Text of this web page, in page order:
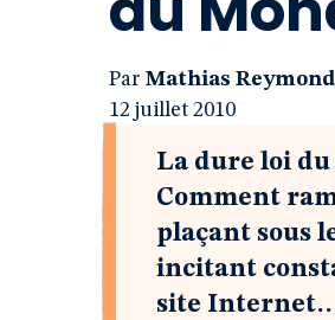
Par Mathias Reymond
12 juillet 2010
La dure loi
Comment
plaçant sous
incitant
site